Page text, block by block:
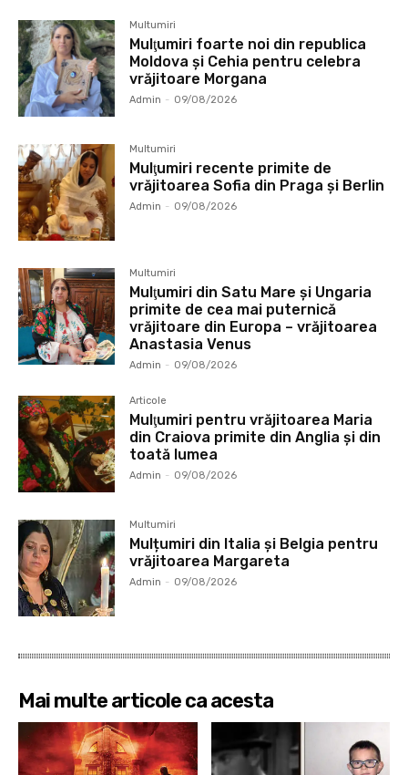
Multumiri
Mulţumiri foarte noi din republica
Moldova și Cehia pentru celebra
vrăjitoare Morgana
Admin - 09/08/2026
Multumiri
Mulţumiri recente primite de
vrăjitoarea Sofia din Praga și Berlin
Admin - 09/08/2026
Multumiri
Mulţumiri din Satu Mare și Ungaria
primite de cea mai puternică
vrăjitoare din Europa – vrăjitoarea
Anastasia Venus
Admin - 09/08/2026
Articole
Mulţumiri pentru vrăjitoarea Maria
din Craiova primite din Anglia și din
toată lumea
Admin - 09/08/2026
Multumiri
Mulțumiri din Italia și Belgia pentru
vrăjitoarea Margareta
Admin - 09/08/2026
Mai multe articole ca acesta